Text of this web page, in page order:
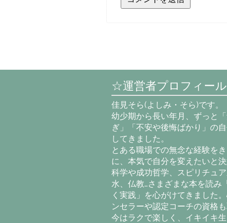
☆運営者プロフィー
佳見そら(よしみ・そら)です。
幼少期から長い年月、ずっと
ぎ」「不安や後悔ばかり」の
してきました。
とある職場での無念な経験を
に、本気で自分を変えたいと
科学や成功哲学、スピリチュ
水、仏教…さまざまな本を読み
く実践」を心がけてきました
ンセラーや認定コーチの資格も
今はラクで楽しく、イキイキ